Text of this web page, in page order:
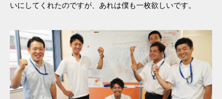
いにしてくれたのですが、あれは僕も一枚欲しいです。